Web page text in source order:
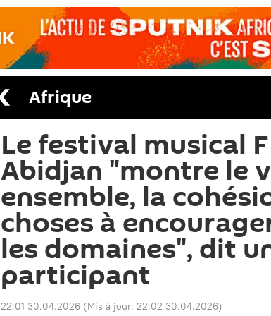
Afrique
Le festival musical
Abidjan "montre le
ensemble, la
choses à
les domaines", dit
participant
22:01 30.04.2026 (Mis à jour: 22:02 30.04.2026)